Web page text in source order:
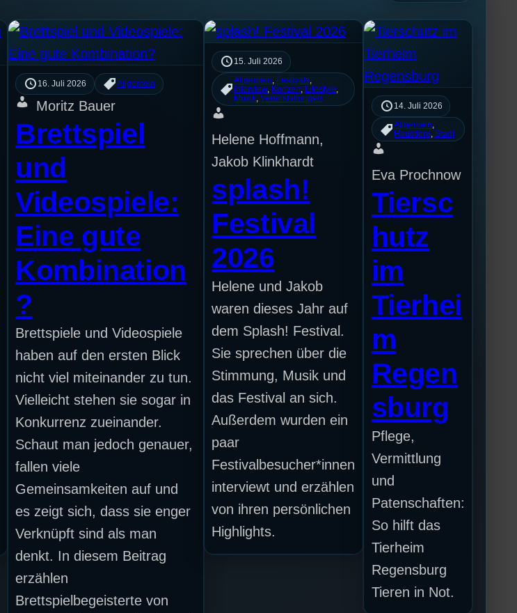
16. Juli 2026 Allgemein
Moritz Bauer
Brettspiel
und
Videospiele:
Eine gute
Kombination
?
Brettspiele und Videospiele
haben auf den ersten Blick
nicht viel miteinander zu tun.
Vielleicht stehen sie sogar in
Konkurrenz zueinander.
Schaut man jedoch genauer,
fallen viele
Gemeinsamkeiten auf und
es zeigt sich, dass sie enger
Verknüpft sind als man
denkt. In diesem Beitrag
erzählen
Brettspielbegeisterte von
15. Juli 2026
Allgemein Festivals
Interview, Konzert Lifestyle
Musik , Veranstaltungen
Helene Hoffmann,
Jakob Klinkhardt
splash!
Festival
2026
Helene und Jakob
waren dieses Jahr auf
dem Splash! Festival.
Sie sprechen über die
Stimmung, Musik und
das Festival an sich.
Außerdem wurden ein
paar
Festivalbesucher*innen
interviewt und erzählen
von ihren persönlichen
Highlights.
14. Juli 2026
Allgemein
Haustiere Stadt
Eva Prochnow
Tiersc
hutz
im
Tierhei
m
Regen
sburg
Pflege,
Vermittlung
und
Patenschaften:
So hilft das
Tierheim
Regensburg
Tieren in Not.